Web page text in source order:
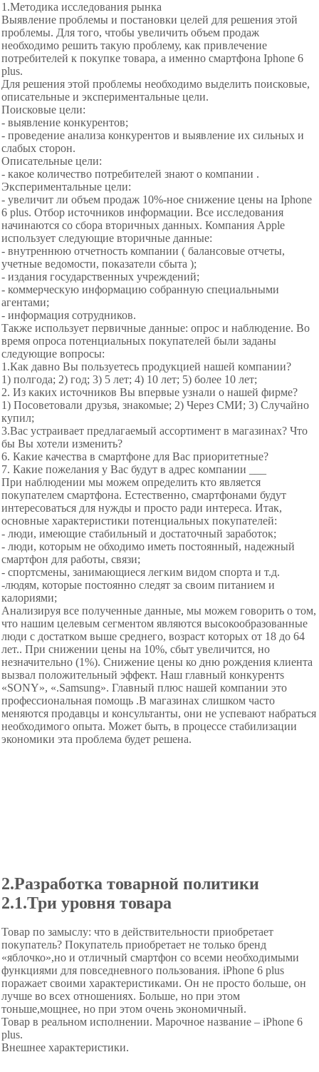
1.Методика исследования рынка
Выявление проблемы и постановки целей для решения этой
проблемы. Для того, чтобы увеличить объем продаж
необходимо решить такую проблему, как привлечение
потребителей к покупке товара, а именно смартфона Iphone 6
plus.
Для решения этой проблемы необходимо выделить поисковые,
описательные и экспериментальные цели.
Поисковые цели:
- выявление конкурентов;
- проведение анализа конкурентов и выявление их сильных и
слабых сторон.
Описательные цели:
- какое количество потребителей знают о компании .
Экспериментальные цели:
- увеличит ли объем продаж 10%-ное снижение цены на Iphone
6 plus. Отбор источников информации. Все исследования
начинаются со сбора вторичных данных. Компания Apple
использует следующие вторичные данные:
- внутреннюю отчетность компании ( балансовые отчеты,
учетные ведомости, показатели сбыта );
- издания государственных учреждений;
- коммерческую информацию собранную специальными
агентами;
- информация сотрудников.
Также использует первичные данные: опрос и наблюдение. Во
время опроса потенциальных покупателей были заданы
следующие вопросы:
1.Как давно Вы пользуетесь продукцией нашей компании?
1) полгода; 2) год; 3) 5 лет; 4) 10 лет; 5) более 10 лет;
2. Из каких источников Вы впервые узнали о нашей фирме?
1) Посоветовали друзья, знакомые; 2) Через СМИ; 3) Случайно
купил;
3.Вас устраивает предлагаемый ассортимент в магазинах? Что
бы Вы хотели изменить?
6. Какие качества в смартфоне для Вас приоритетные?
7. Какие пожелания у Вас будут в адрес компании ___
При наблюдении мы можем определить кто является
покупателем смартфона. Естественно, смартфонами будут
интересоваться для нужды и просто ради интереса. Итак,
основные характеристики потенциальных покупателей:
- люди, имеющие стабильный и достаточный заработок;
- люди, которым не обходимо иметь постоянный, надежный
смартфон для работы, связи;
- спортсмены, занимающиеся легким видом спорта и т.д.
-людям, которые постоянно следят за своим питанием и
калориями;
Анализируя все полученные данные, мы можем говорить о том,
что нашим целевым сегментом являются высокообразованные
люди с достатком выше среднего, возраст которых от 18 до 64
лет.. При снижении цены на 10%, сбыт увеличится, но
незначительно (1%). Снижение цены ко дню рождения клиента
вызвал положительный эффект. Наш главный конкурентs
«SONY», «.Samsung». Главный плюс нашей компании это
профессиональная помощь .В магазинах слишком часто
меняются продавцы и консультанты, они не успевают набраться
необходимого опыта. Может быть, в процессе стабилизации
экономики эта проблема будет решена.
2.Разработка товарной политики
2.1.Три уровня товара
Товар по замыслу: что в действительности приобретает
покупатель? Покупатель приобретает не только бренд
«яблочко»,но и отличный смартфон со всеми необходимыми
функциями для повседневного пользования. iPhone 6 plus
поражает своими характеристиками. Он не просто больше, он
лучше во всех отношениях. Больше, но при этом
тоньше,мощнее, но при этом очень экономичный.
Товар в реальном исполнении. Марочное название – iPhone 6
plus.
Внешнее характеристики.